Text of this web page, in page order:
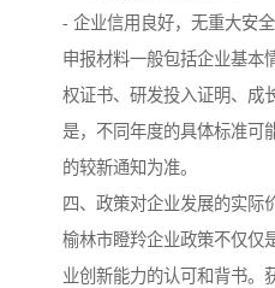
- 企业信用良好，无重大安全
申报材料一般包括企业基本
权证书、研发投入证明、成
是，不同年度的具体标准可
的较新通知为准。
四、政策对企业发展的实际
榆林市瞪羚企业政策不仅仅
业创新能力的认可和背书。